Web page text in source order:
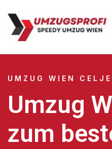
UMZUG WIEN CELJE
Umzug
zum